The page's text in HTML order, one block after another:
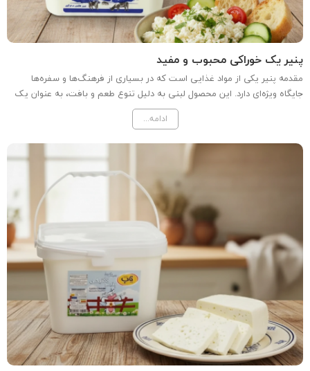
پنیر یک خوراکی محبوب و مفید
مقدمه پنیر یکی از مواد غذایی است که در بسیاری از فرهنگ‌ها و سفره‌ها
جایگاه ویژه‌ای دارد. این محصول لبنی به دلیل تنوع طعم و بافت، به عنوان یک
خوراکی محبوب در وعده‌های مختلف غذایی، از جمله صبحانه و عصرانه، مورد
استفاده قرار می‌گیرد. در این مقاله به...ادامه...